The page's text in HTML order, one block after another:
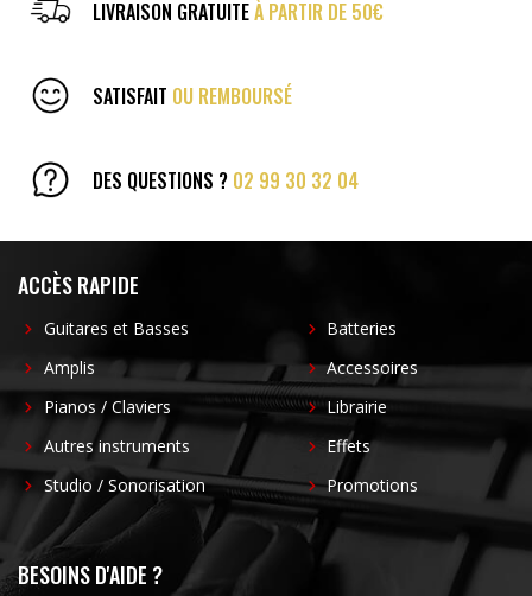
LIVRAISON GRATUITEÀ PARTIR DE 50€
SATISFAIT OU REMBOURSÉ
DES QUESTIONS ? 02 99 30 32 04
ACCÈS RAPIDE
Guitares et Basses
Amplis
Pianos / Claviers
Autres instruments
Studio / Sonorisation
Batteries
Accessoires
Librairie
Effets
Promotions
BESOINS D'AIDE ?